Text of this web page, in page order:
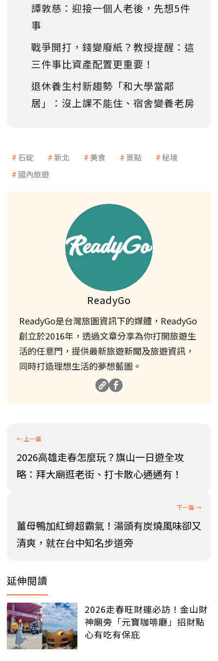
譚敦慈：迎接一個人老後，先想5件
事
戰爭開打，錢變廢紙？教授提醒：這
三件事比資產配置更重要！
退休養生村新趨勢「和大學當鄰
居」：沒上課不能住、宿舍變養老房
石碇 新北 美食 景點
秘境
國內旅遊
ReadyGo
ReadyGo是台灣旅圖資訊下的媒體，ReadyGo
創立於2016年，透過文章分享為你打開旅遊生
活的任意門，提供最新旅遊新聞及旅遊資訊，
同時打造理想生活的夢想藍圖。
2026高雄走春怎麼玩？旗山一日遊全攻
略：拜大廟逛老街、打卡散心通通有！
薑母鴨加紅蟳超霸氣！湯頭有炭燒風味卻又
清爽，就在台中知名步道旁
延伸閱讀
2026走春旺財運必訪！金山財
神廟旁「元寶咖啡廳」招財點
心有吃有保庇